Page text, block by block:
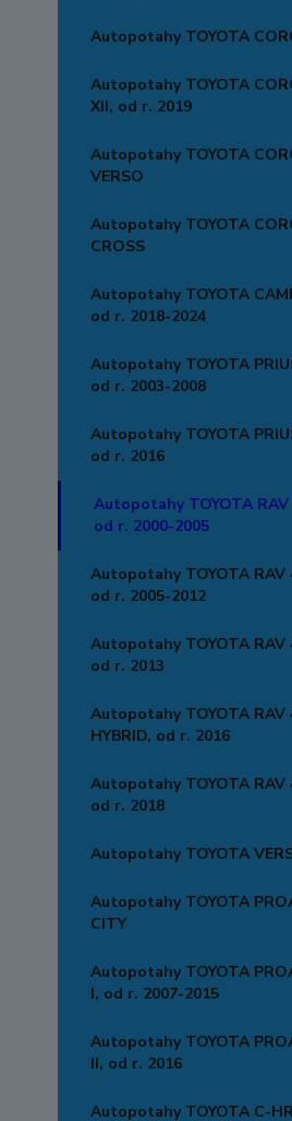
Autopotahy TOYOTA
Autopotahy TOYOTA
XII, od r. 2019
Autopotahy TOYOTA
VERSO
Autopotahy TOYOTA
CROSS
Autopotahy TOYOTA
od r. 2018-2024
Autopotahy TOYOTA
od r. 2003-2008
Autopotahy TOYOTA
od r. 2016
Autopotahy TOYOTA RAV
od r. 2000-2005
Autopotahy TOYOTA RAV
od r. 2005-2012
Autopotahy TOYOTA RAV
od r. 2013
Autopotahy TOYOTA RAV
HYBRID, od r. 2016
Autopotahy TOYOTA RAV
od r. 2018
Autopotahy TOYOTA
Autopotahy TOYOTA
CITY
Autopotahy TOYOTA
I, od r. 2007-2015
Autopotahy TOYOTA
II, od r. 2016
Autopotahy TOYOTA C-